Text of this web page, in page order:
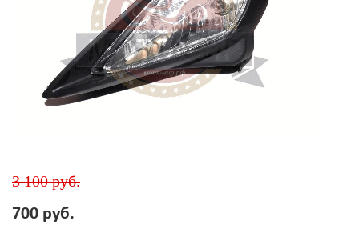
3 100 руб.
700 руб.